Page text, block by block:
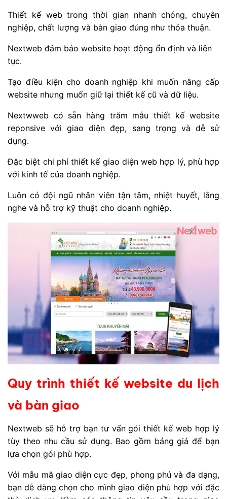
Thiết kế web trong thời gian nhanh chóng, chuyên
nghiệp, chất lượng và bàn giao đúng như thỏa thuận.
Nextweb đảm bảo website hoạt động ổn định và liên
tục.
Tạo điều kiện cho doanh nghiệp khi muốn nâng cấp
website nhưng muốn giữ lại thiết kế cũ và dữ liệu.
Nextwweb có sẵn hàng trăm mẫu thiết kế website
reponsive với giao diện đẹp, sang trọng và dễ sử
dụng.
Đặc biệt chi phí thiết kế giao diện web hợp lý, phù hợp
với kinh tế của doanh nghiệp.
Luôn có đội ngũ nhân viên tận tâm, nhiệt huyết, lắng
nghe và hỗ trợ kỹ thuật cho doanh nghiệp.
Quy trình thiết kế website du lịch
và bàn giao
Nextweb sẽ hỗ trợ bạn tư vấn gói thiết kế web hợp lý
tùy theo nhu cầu sử dụng. Bao gồm bảng giá để bạn
lựa chọn gói phù hợp.
Với mẫu mã giao diện cực đẹp, phong phú và đa dạng,
bạn dễ dàng chọn cho mình giao diện phù hợp với đặc